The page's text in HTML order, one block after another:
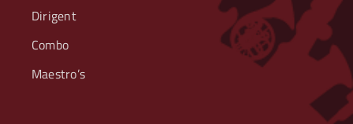
Dirigent
Combo
Maestro’s